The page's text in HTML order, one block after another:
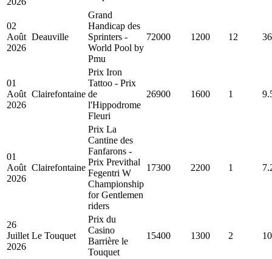
02
Août
2026
Deauville
Grand
Handicap des
Sprinters -
World Pool by
Pmu
72000 1200 12
01
Août
2026
Clairefontaine
Prix Iron
Tattoo - Prix
de
l'Hippodrome
Fleuri
26900 1600 1
01
Août
2026
Clairefontaine
Prix La
Cantine des
Fanfarons -
Prix Previthal
Fegentri W
Championship
for Gentlemen
riders
17300 2200 1
26
Juillet
2026
Le Touquet
Prix du
Casino
Barrière le
Touquet
15400 1300 2